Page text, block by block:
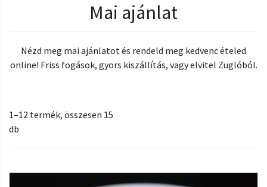
Mai ajánlat
Nézd meg mai ajánlatot és rendeld meg kedvenc ételed
online! Friss fogások, gyors kiszállítás, vagy elvitel Zuglóból.
1–12 termék, összesen 15
db